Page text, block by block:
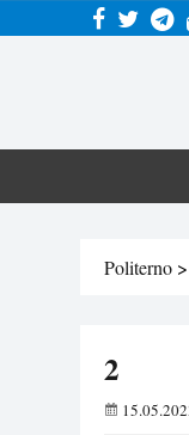
Politerno >
2